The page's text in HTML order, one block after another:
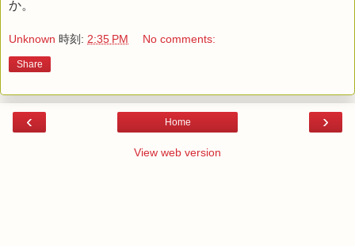
か。
Unknown 時刻: 2:35 PM No comments:
Share
‹ ›
Home
View web version